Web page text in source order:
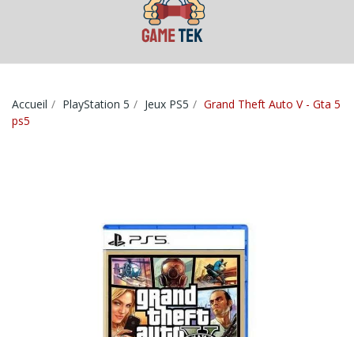
Accueil PlayStation 5 Jeux PS5
Grand Theft Auto V - Gta 5
ps5